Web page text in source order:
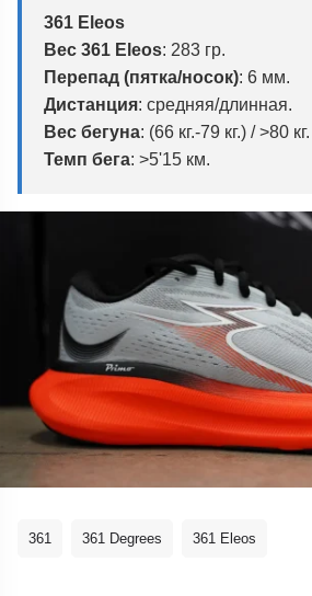
361 Eleos
Вес 361 Eleos: 283 гр.
Перепад (пятка/носок): 6 мм.
Дистанция: средняя/длинная.
Вес бегуна: (66 кг.-79 кг.) / >80 кг.
Темп бега: >5'15 км.
361 361 Degrees 361 Eleos